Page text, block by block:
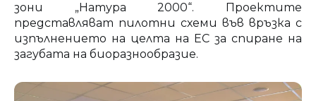
зони „Натура 2000“. Проектите
представляват пилотни схеми във връзка с
изпълнението на целта на ЕС за спиране на
загубата на биоразнообразие.